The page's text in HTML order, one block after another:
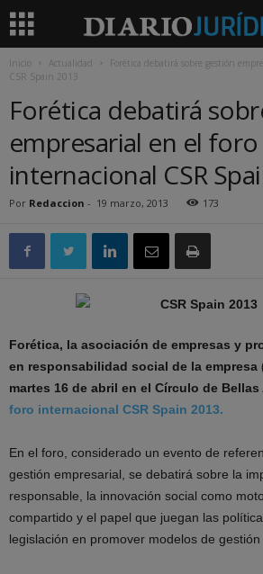
Inicio Actualidad
Forética debatirá sobre gestión
CSR Spain 2013
Forética debatirá
empresarial en el foro
internacional CSR
Por Redaccion - 19 marzo, 2013 173
Forética, la asociación de empresas y
en responsabilidad social de la empresa
martes 16 de abril en el Círculo de
foro internacional CSR Spain 2013.
En el foro, considerado un evento de
gestión empresarial, se debatirá sobre la
responsable, la innovación social como
compartido y el papel que juegan las
legislación en promover modelos de gestión